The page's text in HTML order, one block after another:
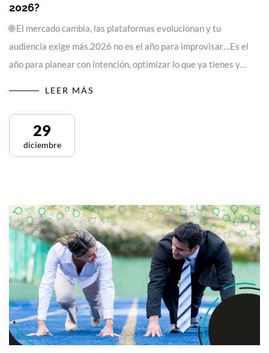
2026?
🌐 El mercado cambia, las plataformas evolucionan y tu
audiencia exige más.2026 no es el año para improvisar…Es el
año para planear con intención, optimizar lo que ya tienes y…
LEER MÁS
29
diciembre